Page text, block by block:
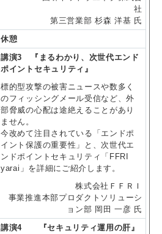
社
第三営業部 杉森 洋基 氏
休憩
講演3 『まるわかり、次世代エンド
ポイントセキュリティ』
標的型攻撃の被害ニュースや数多く
のフィッシングメール受信など、外
部脅威の心配は途絶えることがあり
ません。
今改めて注目されている「エンドポ
イント保護の重要性」と、次世代エ
ンドポイントセキュリティ「FFRI
yarai」を詳細にご紹介します。
株式会社ＦＦＲＩ
事業推進本部プロダクトソリューシ
ョン部 岡田 一彦 氏
講演4 『セキュリティ運用の肝』